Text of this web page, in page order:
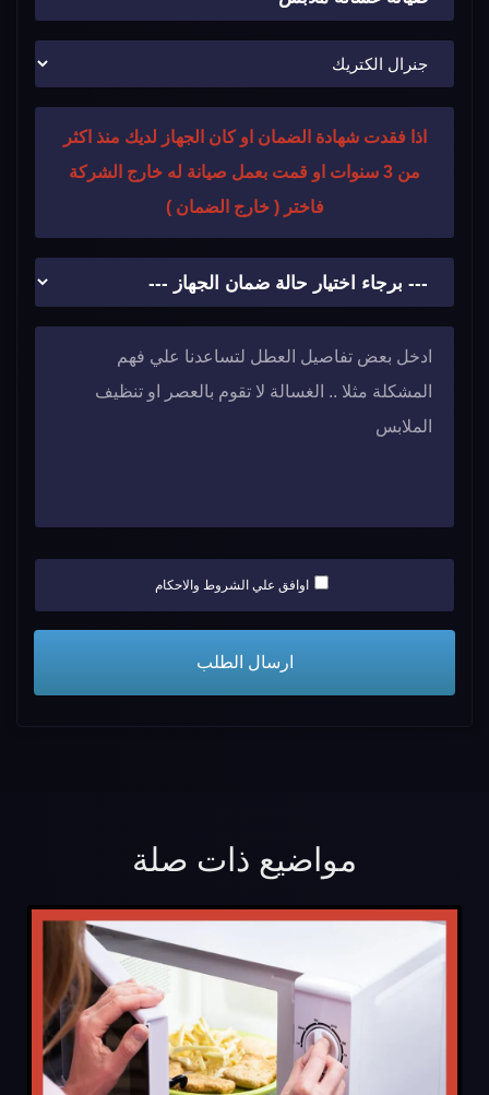
اذا فقدت شهادة الضمان او كان الجهاز لديك منذ اكثر
من 3 سنوات او قمت بعمل صيانة له خارج الشركة
فاختر ( خارج الضمان )
اوافق علي الشروط والاحكام
مواضيع ذات صلة